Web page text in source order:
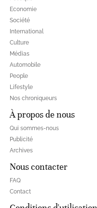
Economie
Société
International
Culture
Médias
Automobile
People
Lifestyle
Nos chroniqueurs
À propos de nous
Qui sommes-nous
Publicité
Archives
Nous contacter
FAQ
Contact